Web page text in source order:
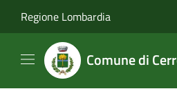
Regione Lombardia
Comune di